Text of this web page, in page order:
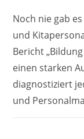
Noch nie gab
und
Bericht
einen starken
diagnostiziert
und